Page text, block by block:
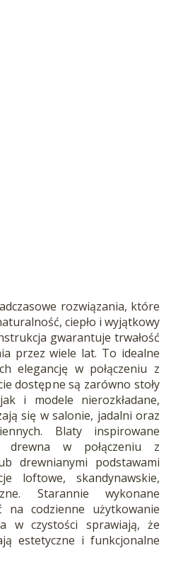
rozwiązania, które
ciepło i wyjątkowy
gwarantuje trwałość
przez wiele lat. To idealne
elegancję w połączeniu z
dostępne są zarówno stoły
i modele nierozkładane,
się w salonie, jadalni oraz
Blaty inspirowane
drewna w połączeniu z
drewnianymi podstawami
loftowe, skandynawskie,
Starannie wykonane
na codzienne użytkowanie
w czystości sprawiają, że
estetyczne i funkcjonalne